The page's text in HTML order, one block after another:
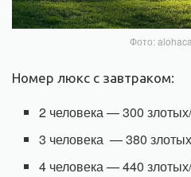
Фото:
Номер люкс с завтраком:
2 человека — 300
3 человека — 380
4 человека — 440